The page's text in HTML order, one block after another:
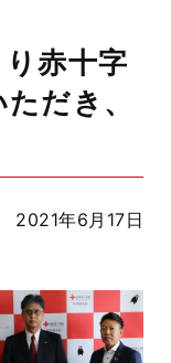
赤十字
だき、
2021年6月17日